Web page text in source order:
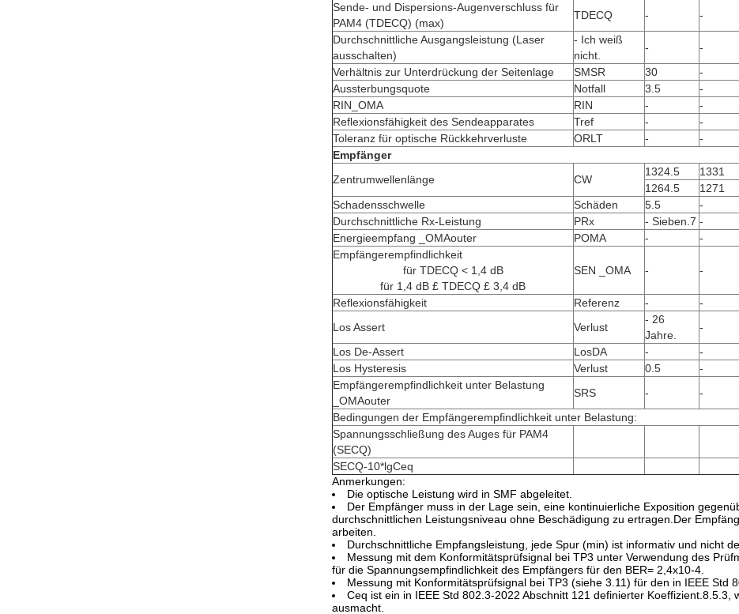
Sende- und Dispersions-Augenverschluss für
PAM4 (TDECQ) (max)
TDECQ - -
Durchschnittliche Ausgangsleistung (Laser
ausschalten)
- Ich weiß
nicht.
- -
Verhältnis zur Unterdrückung der Seitenlage
SMSR 30 -
Aussterbungsquote
Notfall 3.5 -
RIN_OMA
RIN - -
Reflexionsfähigkeit des Sendeapparates
Tref - -
Toleranz für optische Rückkehrverluste
ORLT - -
Empfänger
Zentrumwellenlänge
CW
1324.5 1331
1264.5
1271
Schadensschwelle
Schäden 5.5 -
Durchschnittliche Rx-Leistung
PRx - Sieben.7 -
Energieempfang _OMAouter
POMA - -
Empfängerempfindlichkeit
für TDECQ < 1,4 dB
für 1,4 dB £ TDECQ £ 3,4 dB
SEN _OMA - -
Reflexionsfähigkeit Referenz - -
Los Assert
Verlust
- 26
Jahre.
-
Los De-Assert
LosDA - -
Los Hysteresis
Verlust 0.5 -
Empfängerempfindlichkeit unter Belastung
_OMAouter
SRS - -
Bedingungen der Empfängerempfindlichkeit unter Belastung:
Spannungsschließung des Auges für PAM4
(SECQ)
SECQ-10*lgCeq
Anmerkungen:
Die optische Leistung wird in SMF abgeleitet.
Der Empfänger muss in der Lage sein, eine kontinuierliche Exposition
durchschnittlichen Leistungsniveau ohne Beschädigung zu ertragen.Der
arbeiten.
Durchschnittliche Empfangsleistung, jede Spur (min) ist informativ und nicht
Messung mit dem Konformitätsprüfsignal bei TP3 unter Verwendung des
für die Spannungsempfindlichkeit des Empfängers für den BER= 2,4x10-4.
Messung mit Konformitätsprüfsignal bei TP3 (siehe 3.11) für den in IEEE Std
Ceq ist ein in IEEE Std 802.3-2022 Abschnitt 121 definierter
ausmacht.